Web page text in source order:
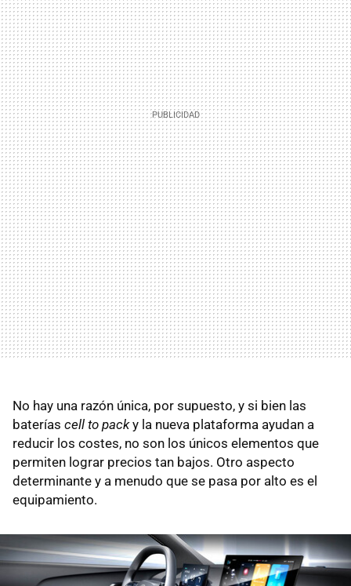
No hay una razón única, por supuesto, y si bien las
baterías cell to packy la nueva plataforma ayudan a
reducir los costes, no son los únicos elementos que
permiten lograr precios tan bajos. Otro aspecto
determinante y a menudo que se pasa por alto es el
equipamiento.